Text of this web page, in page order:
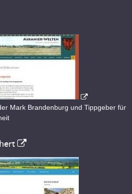
Mark Brandenburg und Tippgeber für